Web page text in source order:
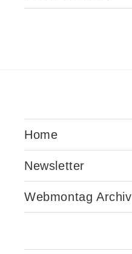
Home
Newsletter
Webmontag Archiv